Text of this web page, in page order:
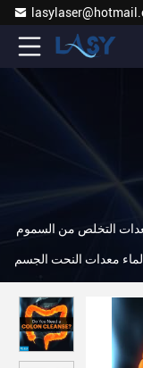
التخلص من السموم
بالماء معدات النحت الجسم